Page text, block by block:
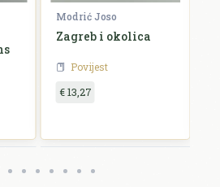
Modrić Joso
Zagreb i okolica
Povijest
€ 13,27